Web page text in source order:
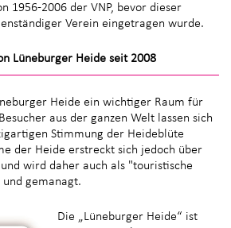
1956-2006 der VNP, bevor dieser
Verein eingetragen wurde.
Lüneburger Heide seit 2008
Heide ein wichtiger Raum für
aus der ganzen Welt lassen sich
Stimmung der Heideblüte
der Heide erstreckt sich jedoch über
wird daher auch als "touristische
gemanagt.
Die „Lüneburger Heide“ ist